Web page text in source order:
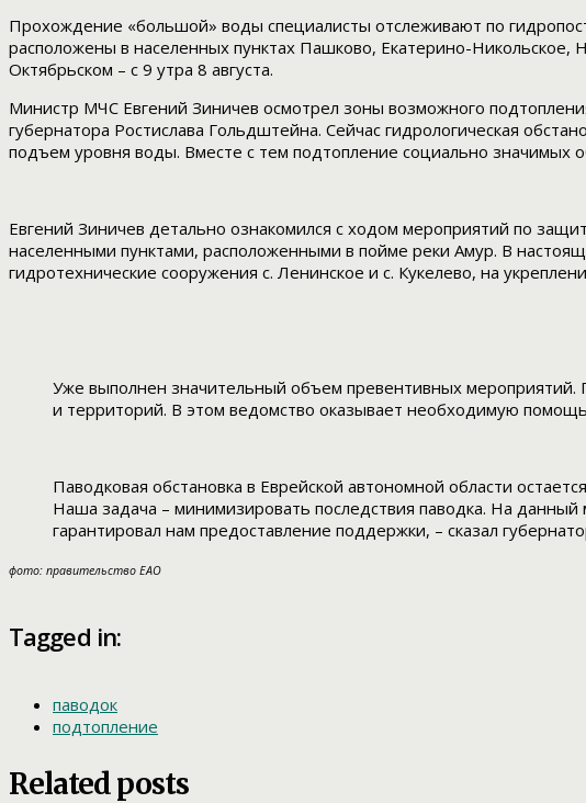
Прохождение «большой» воды специалисты отслеживают по
расположены в населенных пунктах Пашково, Екатерино-
Октябрьском – с 9 утра 8 августа.
Министр МЧС Евгений Зиничев осмотрел зоны возможного
губернатора Ростислава Гольдштейна. Сейчас гидрологическая
подъем уровня воды. Вместе с тем подтопление социально
Евгений Зиничев детально ознакомился с ходом мероприятий по
населенными пунктами, расположенными в пойме реки Амур. В
гидротехнические сооружения с. Ленинское и с. Кукелево, на
Уже выполнен значительный объем превентивных
и территорий. В этом ведомство оказывает необходимую
Паводковая обстановка в Еврейской автономной области
Наша задача – минимизировать последствия паводка. На
гарантировал нам предоставление поддержки, – сказал
фото: правительство ЕАО
Tagged in:
паводок
подтопление
Related posts